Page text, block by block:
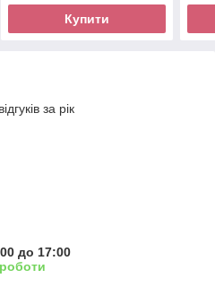
Купити
за рік
до 17:00